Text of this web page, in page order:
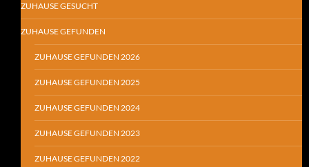
ZUHAUSE GESUCHT
ZUHAUSE GEFUNDEN
ZUHAUSE GEFUNDEN 2026
ZUHAUSE GEFUNDEN 2025
ZUHAUSE GEFUNDEN 2024
ZUHAUSE GEFUNDEN 2023
ZUHAUSE GEFUNDEN 2022